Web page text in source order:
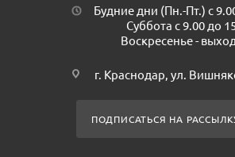
Будние дни (Пн.-Пт.) с
Суббота с 9.00 до
Воскресенье -
г. Краснодар, ул.
ПОДПИСАТЬСЯ НА